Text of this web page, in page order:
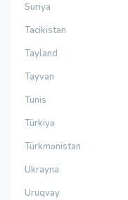
Suriya
Tacikistan
Tayland
Tayvan
Tunis
Türkiyə
Türkmənistan
Ukrayna
Uruqvay